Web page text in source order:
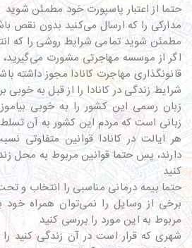
حتما از اعتبار پاسپورت خود مطمئن شوید
مدارکی را که ارسال می‌کنید بدون نقص
مطمئن شوید تمامی شرایط روشی را که
اگر از موسسه مهاجرتی مشورت
قانونگذاری مهاجرت کانادا مجوز داشته
شرایط زندگی در کانادا را از قبل به خوبی
زبان رسمی این کشور را به خوبی
زبانی است که مردم این کشور به آن تسلط
هر ایالت در کانادا قوانین متفاوتی
دارند، پس حتما قوانین مربوط به محل
کنید
حتما بیمه درمانی مناسبی را انتخاب و
برخی از وسایل را نمی‌توان همراه خود
مربوط به این مورد را بررسی کنید
شهری که قرار است در آن زندگی کنید را